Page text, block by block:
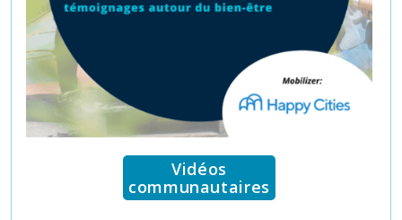
Vidéos
communautaires